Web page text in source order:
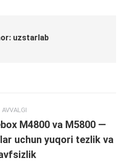
uzstarlab
AVVALGI
Previous
post:
M4800 va M5800 —
uchun yuqori tezlik va